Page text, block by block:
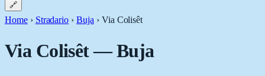
🔗
Home › Stradario › Buja › Via Colisêt
Via Colisêt—Buja